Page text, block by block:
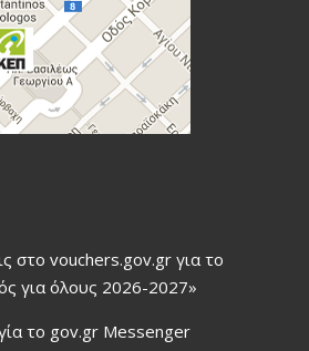
στο vouchers.gov.gr για το
για όλους 2026-2027»
το gov.gr Μessenger